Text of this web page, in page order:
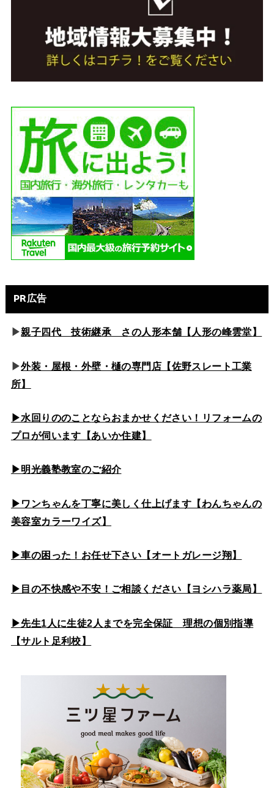
PR広告
▶親子四代 技術継承 さの人形本舗【人形の峰雲堂】
▶外装・屋根・外壁・樋の専門店【佐野スレート工業
所】
▶水回りののことならおまかせください！リフォームの
プロが伺います【あいか住建】
▶明光義塾教室のご紹介
▶ワンちゃんを丁寧に美しく仕上げます【わんちゃんの
美容室カラーワイズ】
▶車の困った！お任せ下さい【オートガレージ翔】
▶目の不快感や不安！ご相談ください【ヨシハラ薬局】
▶先生1人に生徒2人までを完全保証 理想の個別指導
【サルト足利校】